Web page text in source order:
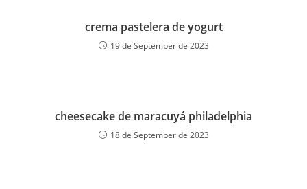
crema pastelera de yogurt
19 de September de 2023
cheesecake de maracuyá philadelphia
18 de September de 2023